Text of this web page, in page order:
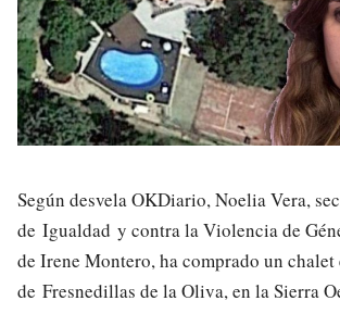
Según desvela OKDiario, Noelia Vera,
de Igualdad y contra la Violencia de
de Irene Montero, ha comprado un
de Fresnedillas de la Oliva, en la Sierra